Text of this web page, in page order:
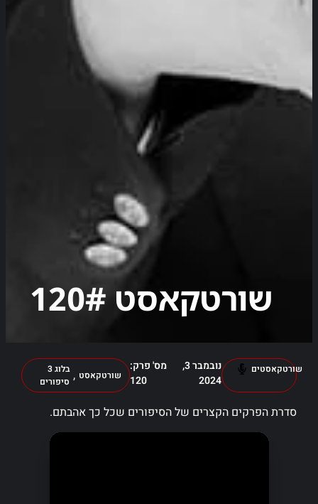
שורטקאסט 120#
שורטקאסטים
נובמבר 3,
2024
מס' פרק:
120
בלוג 3
סיפורים , שורטקאסט
סדרת הפרקים הקצרים של הסיפורים שכל כך אהבתם.